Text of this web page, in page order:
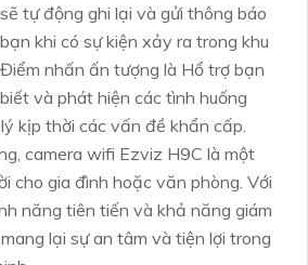
tự động ghi lại và gửi thông báo
khi có sự kiện xảy ra trong khu
nhấn ấn tượng là Hổ trợ bạn
và phát hiện các tình huống
kịp thời các vấn đề khẩn cấp.
camera wifi Ezviz H9C là một
cho gia đình hoặc văn phòng. Với
năng tiên tiến và khả năng giám
lại sự an tâm và tiện lợi trong